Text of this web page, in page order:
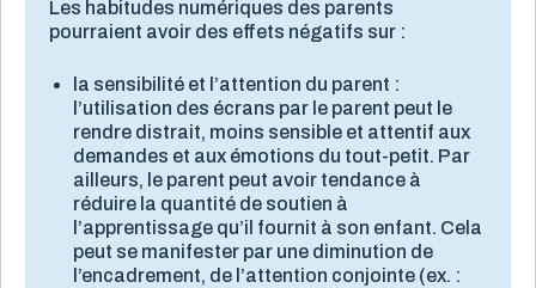
Les habitudes numériques des parents
pourraient avoir des effets négatifs sur :
la sensibilité et l’attention du parent :
l’utilisation des écrans par le parent peut le
rendre distrait, moins sensible et attentif aux
demandes et aux émotions du tout-petit. Par
ailleurs, le parent peut avoir tendance à
réduire la quantité de soutien à
l’apprentissage qu’il fournit à son enfant. Cela
peut se manifester par une diminution de
l’encadrement, de l’attention conjointe (ex. :